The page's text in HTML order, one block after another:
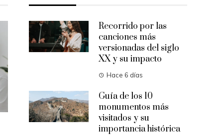
Recorrido por las
canciones más
versionadas del siglo
XX y su impacto
Hace 6 días
Guía de los 10
monumentos más
visitados y su
importancia histórica